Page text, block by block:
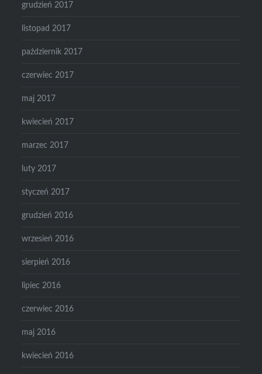
grudzień 2017
listopad 2017
październik 2017
czerwiec 2017
maj 2017
kwiecień 2017
marzec 2017
luty 2017
styczeń 2017
grudzień 2016
wrzesień 2016
sierpień 2016
lipiec 2016
czerwiec 2016
maj 2016
kwiecień 2016